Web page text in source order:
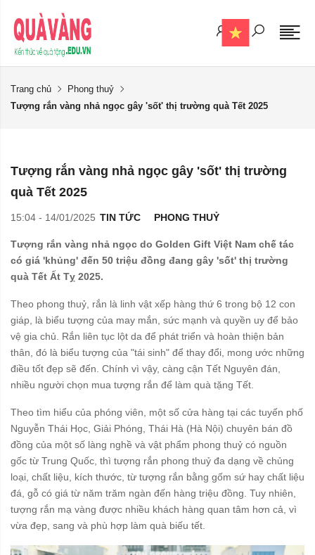
Trang chủ
Phong thuỷ
Tượng rắn vàng nhả ngọc gây 'sốt' thị trường quà Tết 2025
Tượng rắn vàng nhả ngọc gây 'sốt' thị trường
quà Tết 2025
15:04 - 14/01/2025 TIN TỨC PHONG THUỶ
Tượng rắn vàng nhả ngọc do Golden Gift Việt Nam chế tác
có giá 'khủng' đến 50 triệu đồng đang gây 'sốt' thị trường
quà Tết Ất Tỵ 2025.
Theo phong thuỷ, rắn là linh vật xếp hàng thứ 6 trong bộ 12 con
giáp, là biểu tượng của may mắn, sức mạnh và quyền uy để bảo
vệ gia chủ. Rắn liên tục lột da để phát triển và hoàn thiện bản
thân, đó là biểu tượng của "tái sinh" để thay đổi, mong ước những
điều tốt đẹp sẽ đến. Chính vì vậy, càng cận Tết Nguyên đán,
nhiều người chọn mua tượng rắn để làm quà tặng Tết.
Theo tìm hiểu của phóng viên, một số cửa hàng tại các tuyến phố
Nguyễn Thái Học, Giải Phóng, Thái Hà (Hà Nội) chuyên bán đồ
đồng của một số làng nghề và vật phẩm phong thuỷ có nguồn
gốc từ Trung Quốc, thì tượng rắn phong thuỷ đa dạng về chủng
loại, chất liệu, kích thước, từ tượng rắn bằng gốm sứ hay chất liệu
đá, gỗ có giá từ năm trăm ngàn đến hàng triệu đồng. Tuy nhiên,
tượng rắn mạ vàng được nhiều khách hàng quan tâm hơn cả, vì
vừa đẹp, sang và phù hợp làm quà biếu tết.